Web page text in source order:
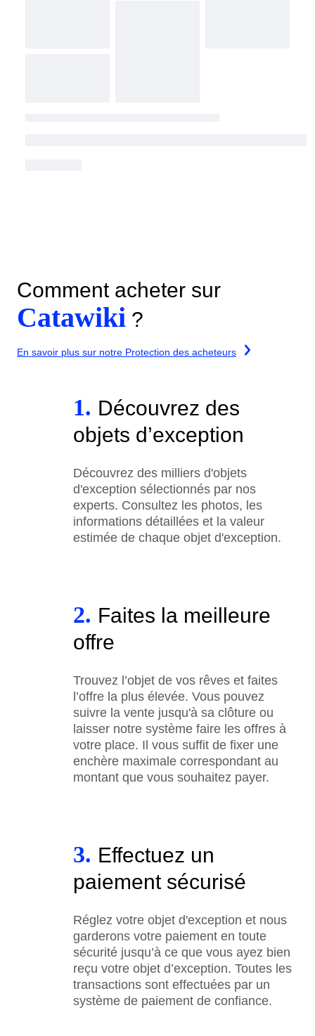
Comment acheter sur
Catawiki ?
En savoir plus sur notre Protection des acheteurs
1. Découvrez des
objets d’exception
Découvrez des milliers d'objets
d'exception sélectionnés par nos
experts. Consultez les photos, les
informations détaillées et la valeur
estimée de chaque objet d'exception.
2. Faites la meilleure
offre
Trouvez l’objet de vos rêves et faites
l’offre la plus élevée. Vous pouvez
suivre la vente jusqu'à sa clôture ou
laisser notre système faire les offres à
votre place. Il vous suffit de fixer une
enchère maximale correspondant au
montant que vous souhaitez payer.
3. Effectuez un
paiement sécurisé
Réglez votre objet d'exception et nous
garderons votre paiement en toute
sécurité jusqu’à ce que vous ayez bien
reçu votre objet d’exception. Toutes les
transactions sont effectuées par un
système de paiement de confiance.